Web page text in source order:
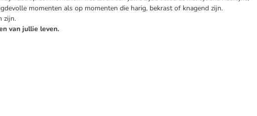
momenten als op momenten die harig, bekrast of knagend zijn.
zijn.
van jullie leven.